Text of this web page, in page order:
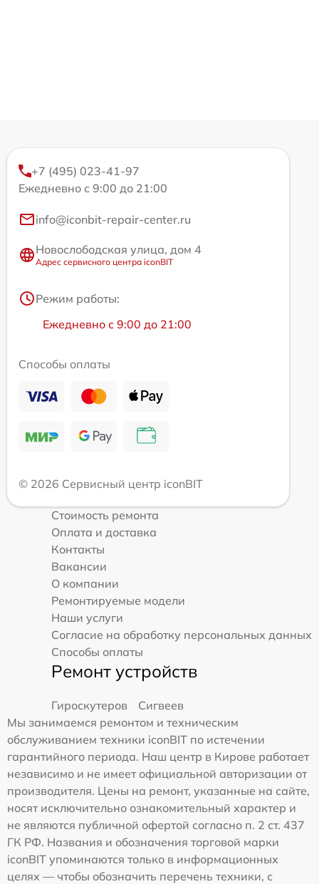
+7 (495) 023-41-97
Ежедневно с 9:00 до 21:00
info@iconbit-repair-center.ru
Новослободская улица, дом 4
Адрес сервисного центра iconBIT
Режим работы:
Ежедневно с 9:00 до 21:00
Способы оплаты
© 2026 Сервисный центр iconBIT
Стоимость ремонта
Оплата и доставка
Контакты
Вакансии
О компании
Ремонтируемые модели
Наши услуги
Согласие на обработку персональных данных
Способы оплаты
Ремонт устройств
Гироскутеров
Сигвеев
Мы занимаемся ремонтом и техническим
обслуживанием техники iconBIT по истечении
гарантийного периода. Наш центр в Кирове работает
независимо и не имеет официальной авторизации от
производителя. Цены на ремонт, указанные на сайте,
носят исключительно ознакомительный характер и
не являются публичной офертой согласно п. 2 ст. 437
ГК РФ. Названия и обозначения торговой марки
iconBIT упоминаются только в информационных
целях — чтобы обозначить перечень техники, с